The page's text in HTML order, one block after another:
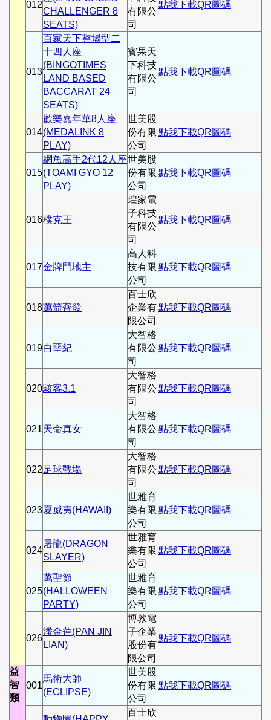
012
CHALLENGER 8
SEATS)
有限公
司
點我下載QR圖碼
013
百家天下整場型二
十四人座
(BINGOTIMES
LAND BASED
BACCARAT 24
SEATS)
賓果天
下科技
有限公
司
點我下載QR圖碼
014
歡樂嘉年華8人座
(MEDALINK 8
PLAY)
世美股
份有限
公司
點我下載QR圖碼
015
網魚高手2代12人座
(TOAMI GYO 12
PLAY)
世美股
份有限
公司
點我下載QR圖碼
016樸克王
瑝家電
子科技
有限公
司
點我下載QR圖碼
017金牌鬥地主
高人科
技有限
公司
點我下載QR圖碼
018萬箭齊發
百士欣
企業有
限公司
點我下載QR圖碼
019白堊紀
大智格
有限公
司
點我下載QR圖碼
020駭客3.1
大智格
有限公
司
點我下載QR圖碼
021天命真女
大智格
有限公
司
點我下載QR圖碼
022 足球戰場
大智格
有限公
司
點我下載QR圖碼
023夏威夷(HAWAII)
世雅育
樂有限
公司
點我下載QR圖碼
024
屠龍(DRAGON
SLAYER)
世雅育
樂有限
公司
點我下載QR圖碼
025
萬聖節
(HALLOWEEN
PARTY)
世雅育
樂有限
公司
點我下載QR圖碼
026
潘金蓮(PAN JIN
LIAN)
博敦電
子企業
股份有
限公司
點我下載QR圖碼
益
智
類
001
馬術大師
(ECLIPSE)
世美股
份有限
公司
點我下載QR圖碼
百士欣